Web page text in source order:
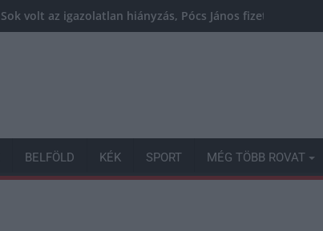
Sok volt az igazolatlan hiányzás, Pócs János
BELFÖLD KÉK SPORT MÉG TÖBB ROVAT